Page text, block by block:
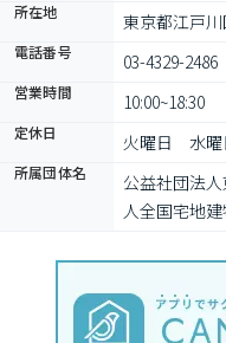
所在地 東京都江戸川
電話番号 03-4329-2486
営業時間 10:00~18:30
定休日 火曜日　水
所属団体名
公益社団法
⼈全国宅地